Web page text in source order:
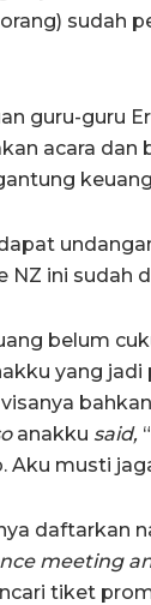
sudah
guru-guru
acara dan
NZ ini sudah
belum
yang jadi
anakku said,
Aku musti
daftarkan
meeting
tiket